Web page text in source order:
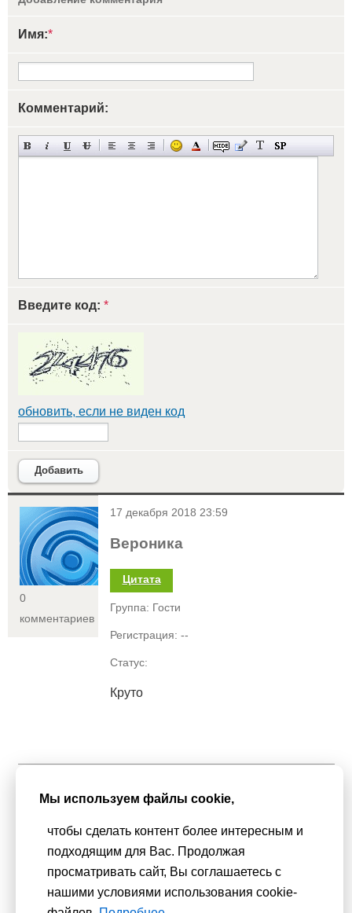
Имя:*
Комментарий:
Введите код: *
обновить, если не виден код
Добавить
<
0
комментариев
17 декабря 2018 23:59
Вероника
Цитата
Группа: Гости
Регистрация: --
Статус:
Круто
Вас это не устраивает, пожалуйста, покиньте сайт.
Сhudesenka.ru обязательна. © 2010 - 2026
Копирование мастер-классов без согласования с
администрацией сайта запрещено
Мы используем файлы cookie,
чтобы сделать контент более интересным и
подходящим для Вас. Продолжая
просматривать сайт, Вы соглашаетесь с
нашими условиями использования cookie-